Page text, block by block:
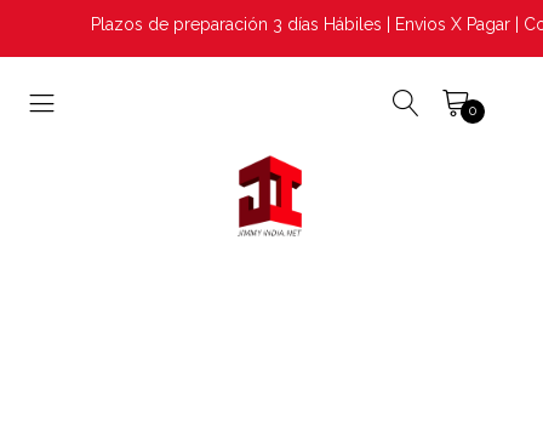
Plazos de preparación 3 días Hábiles | Envios X Pagar |
0